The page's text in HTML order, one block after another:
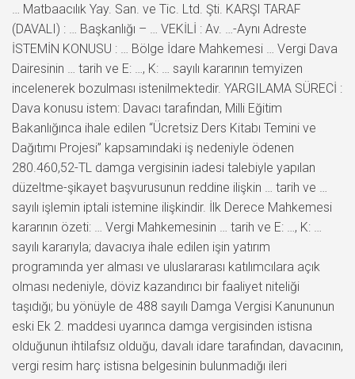
… Matbaacılık Yay. San. ve Tic. Ltd. Şti. KARŞI TARAF
(DAVALI) : … Başkanlığı – … VEKİLİ : Av. …-Aynı Adreste
İSTEMİN KONUSU : … Bölge İdare Mahkemesi … Vergi Dava
Dairesinin … tarih ve E: …, K: … sayılı kararının temyizen
incelenerek bozulması istenilmektedir. YARGILAMA SÜRECİ :
Dava konusu istem: Davacı tarafından, Milli Eğitim
Bakanlığınca ihale edilen “Ücretsiz Ders Kitabı Temini ve
Dağıtımı Projesi” kapsamındaki iş nedeniyle ödenen
280.460,52-TL damga vergisinin iadesi talebiyle yapılan
düzeltme-şikayet başvurusunun reddine ilişkin … tarih ve …
sayılı işlemin iptali istemine ilişkindir. İlk Derece Mahkemesi
kararının özeti: … Vergi Mahkemesinin … tarih ve E: …, K: …
sayılı kararıyla; davacıya ihale edilen işin yatırım
programında yer alması ve uluslararası katılımcılara açık
olması nedeniyle, döviz kazandırıcı bir faaliyet niteliği
taşıdığı; bu yönüyle de 488 sayılı Damga Vergisi Kanununun
eski Ek 2. maddesi uyarınca damga vergisinden istisna
olduğunun ihtilafsız olduğu, davalı idare tarafından, davacının,
vergi resim harç istisna belgesinin bulunmadığı ileri